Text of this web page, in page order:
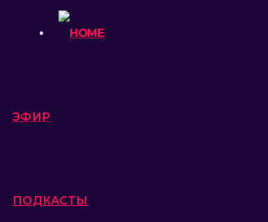
ЭФИР
ПОДКАСТЫ